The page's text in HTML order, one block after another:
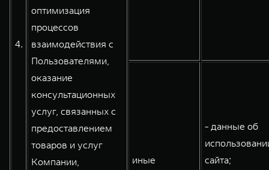
4.
оптимизация
процессов
взаимодействия с
Пользователями,
оказание
консультационных
услуг, связанных с
предоставлением
товаров и услуг
Компании,
иные
- данные об
сайта;